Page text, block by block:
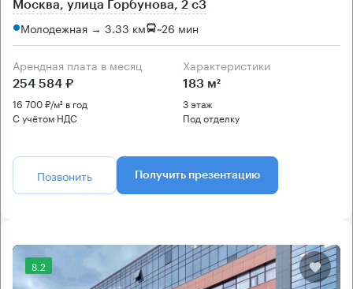
Москва, улица Горбунова, 2 с3
Молодежная → 3.33 км ~26 мин
Арендная плата в месяц
254 584 ₽
16 700 ₽/м² в год
С учётом НДС
Характеристики
183 м²
3 этаж
Под отделку
Позвонить Получить презентацию
8.2